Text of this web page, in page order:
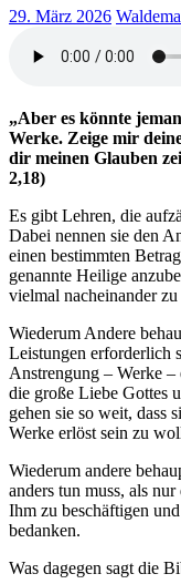
29. März 2026
„Aber es könnte
Werke. Zeige mir
dir meinen Glauben
2,18)
Es gibt Lehren, die
Dabei nennen sie den
einen bestimmten
genannte Heilige
vielmal nacheinander
Wiederum Andere
Leistungen erforderlich
Anstrengung – Werke
die große Liebe Gottes
gehen sie so weit, dass
Werke erlöst sein zu
Wiederum andere
anders tun muss, als
Ihm zu beschäftigen
bedanken.
Was dagegen sagt die